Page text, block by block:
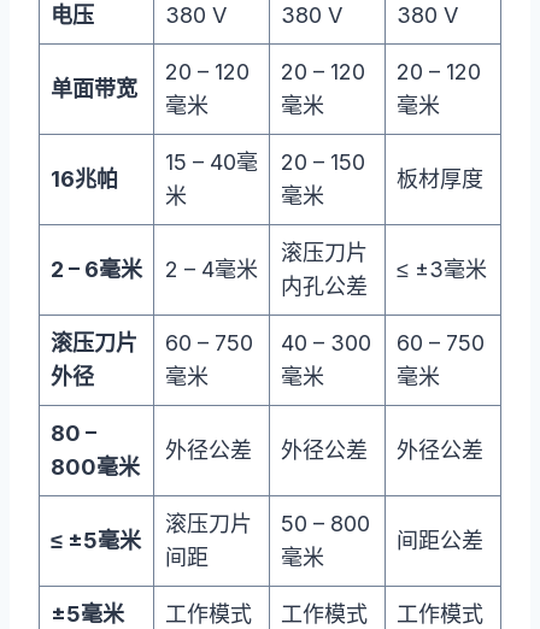
电压 380 V 380 V 380 V
单面带宽
20 – 120
毫米
20 – 120
毫米
20 – 120
毫米
16兆帕
15 – 40毫
米
20 – 150
毫米
板材厚度
2 – 6毫米 2 – 4毫米
滚压刀片
内孔公差
≤ ±3毫米
滚压刀片
外径
60 – 750
毫米
40 – 300
毫米
60 – 750
毫米
80 –
800毫米
外径公差 外径公差 外径公差
≤ ±5毫米
滚压刀片
间距
50 – 800
毫米
间距公差
±5毫米 工作模式 工作模式 工作模式